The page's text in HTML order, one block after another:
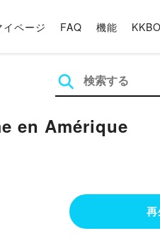
イページ FAQ 機能
en Amérique